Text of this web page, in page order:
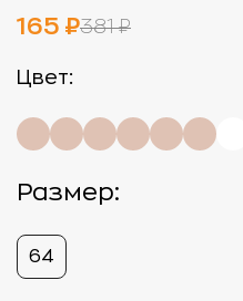
165 ₽381 ₽
Цвет:
Размер:
64